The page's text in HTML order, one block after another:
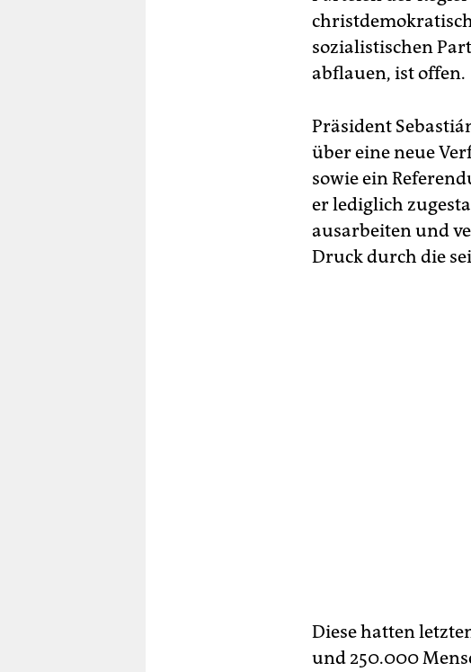
sozialistischen
abflauen, ist offen.
Präsident
über eine neue
sowie ein
er lediglich
ausarbeiten und
Druck durch die
Diese hatten
und 250.000